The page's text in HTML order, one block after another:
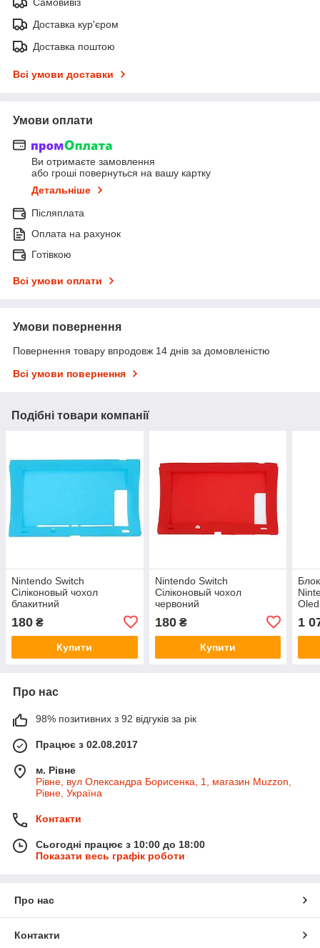
Доставка кур'єром
Доставка поштою
Всі умови доставки
Умови оплати
Ви отримаєте замовлення
або гроші повернуться на вашу картку
Детальніше
Післяплата
Оплата на рахунок
Готівкою
Всі умови оплати
Умови повернення
Повернення товару впродовж 14 днів за домовленістю
Всі умови повернення
Подібні товари компанії
Nintendo Switch
Сіліконовый чохол
блакитний
180 ₴
Купити
Nintendo Switch
Сіліконовый чохол
червоний
180₴
Купити
Oled
1
Про нас
98% позитивних з 92 відгуків за рік
Працює з 02.08.2017
м. Рівне
Рівне, вул Олександра Борисенка, 1, магазин Muzzon,
Рівне, Україна
Контакти
Сьогодні працює з 10:00 до 18:00
Показати весь графік роботи
Про нас
Контакти